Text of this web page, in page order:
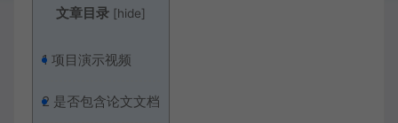
文章目录 [hide]
1 项目演示视频
2 是否包含论文文档